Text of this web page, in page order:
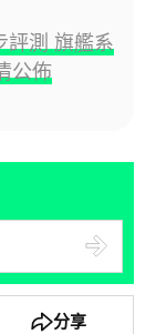
評測 旗艦系
公佈
分享